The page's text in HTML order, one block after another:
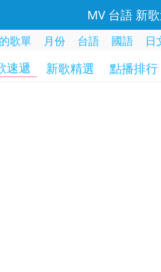
MV 台語 新
歌單 月份 台語 國語 日
速遞 新歌精選 點播排行